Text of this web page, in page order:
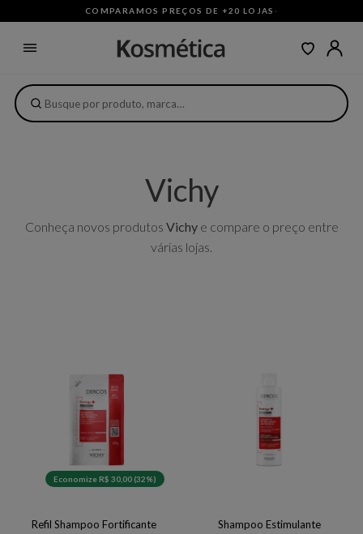
COMPARAMOS PREÇOS DE +20 LOJAS ·
Vichy
Conheça novos produtos Vichye compare o preço entre
várias lojas.
Economize R$ 30,00 (32%)
Refil Shampoo Fortificante
Shampoo Estimulante